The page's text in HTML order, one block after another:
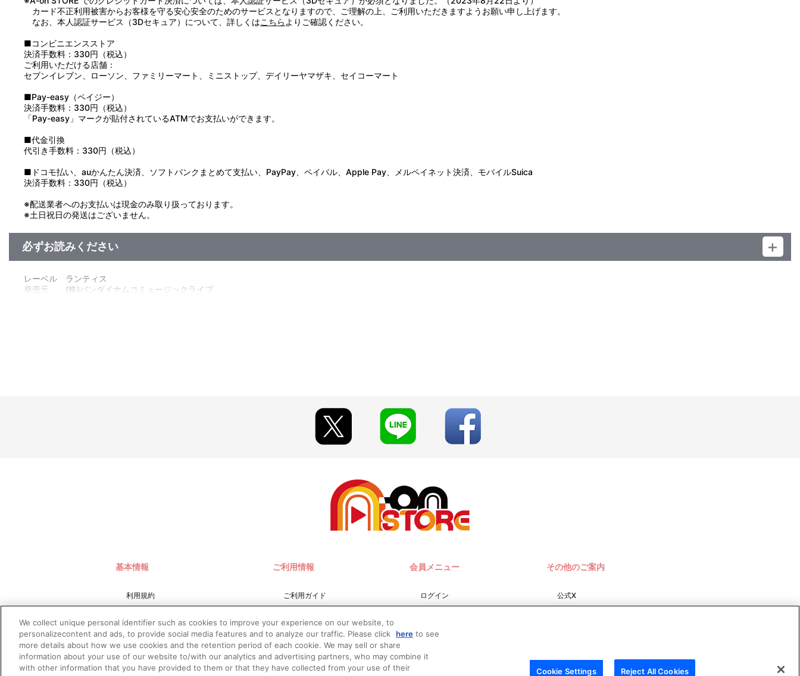
11：シティプリンセス！
12：Ｄｅａｒ Ｔｒａｉｎｅｒ～エンディング～ （ドラマ）
カード不正利用被害からお客様を守る安心安全のためのサービスとなりますので、ご理解の上、ご利用いただきますようお願い申し上げます。
なお、本人認証サービス（3Dセキュア）について、詳しくはこちら よりご確認ください。
■コンビニエンスストア
決済手数料：330円（税込）
ご利用いただける店舗：
セブンイレブン、ローソン、ファミリーマート、ミニストップ、デイリーヤマザキ、セイコーマート
■Pay-easy（ペイジー）
決済手数料：330円（税込）
「Pay-easy」マークが貼付されているATMでお支払いができます。
■代金引換
代引き手数料：330円（税込）
■ドコモ払い、auかんたん決済、ソフトバンクまとめて支払い、PayPay、ペイパル、Apple Pay、メルペイネット決済、モバイルSuica
決済手数料：330円（税込）
※配送業者へのお支払いは現金のみ取り扱っております。
※土日祝日の発送はございません。
必ずお読みください
レーベル ランティス
発売元 (株)バンダイナムコミュージックライブ
基本情報
利用規約
プライバシーポリシー
プライバシーオプション
会社概要
ご利用情報
ご利用ガイド
お問い合わせ
推奨環境
Do Not Sell or Share My
Personal Information
会員メニュー
ログイン
新規会員登録
その他のご案内
公式X
We collect unique personal identifier such as cookies to improve your experience on our website, to
personalizecontent and ads, to provide social media features and to analyze our traffic. Please click here to see
more details about how we use cookies and the retention period of each cookie. We may sell or share
information about your use of our website to/with our analytics and advertising partners, who may combine it
with other information that you have provided to them or that they have collected from your use of their
Cookie Settings Reject All Cookies